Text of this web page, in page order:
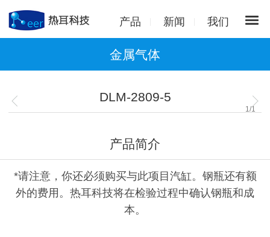
产品 新闻 我们
金属气体
DLM-2809-5
1 /1
产品简介
*请注意，你还必须购买与此项目汽缸。钢瓶还有额
外的费用。热耳科技将在检验过程中确认钢瓶和成
本。